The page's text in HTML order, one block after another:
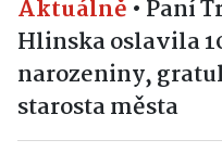
Aktuálně • Paní
Hlinska oslavila
narozeniny,
starosta města